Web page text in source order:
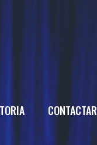
CONTACTAR